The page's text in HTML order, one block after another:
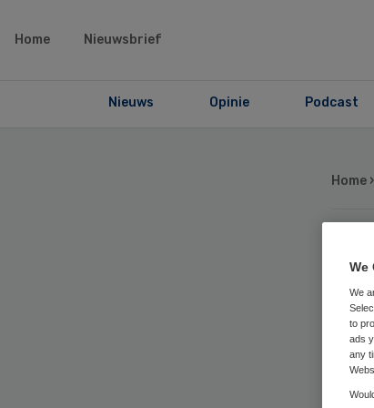
Home Nieuwsbrief
Nieuws Opinie Podcast
Home ›
We
We
to
ads
any